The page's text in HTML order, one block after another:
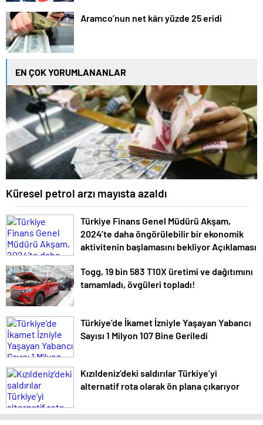
Aramco’nun net kârı yüzde 25 eridi
EN ÇOK YORUMLANANLAR
Küresel petrol arzı mayısta azaldı
Türkiye Finans Genel Müdürü Akşam,
2024’te daha öngörülebilir bir ekonomik
aktivitenin başlamasını bekliyor Açıklaması
Togg, 19 bin 583 T10X üretimi ve dağıtımını
tamamladı, övgüleri topladı!
Türkiye’de İkamet İzniyle Yaşayan Yabancı
Sayısı 1 Milyon 107 Bine Geriledi
Kızıldeniz’deki saldırılar Türkiye’yi
alternatif rota olarak ön plana çıkarıyor